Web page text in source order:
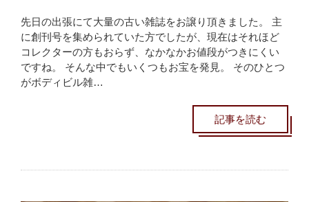
先日の出張にて大量の古い雑誌をお譲り頂きました。 主
に創刊号を集められていた方でしたが、現在はそれほど
コレクターの方もおらず、なかなかお値段がつきにくい
ですね。 そんな中でもいくつもお宝を発見。 そのひとつ
がボディビル雑…
記事を読む